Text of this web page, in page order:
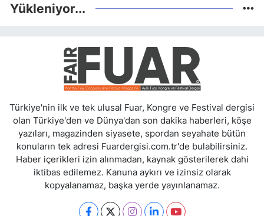
Yükleniyor...
Türkiye'nin ilk ve tek ulusal Fuar, Kongre ve Festival dergisi
olan Türkiye'den ve Dünya'dan son dakika haberleri, köşe
yazıları, magazinden siyasete, spordan seyahate bütün
konuların tek adresi Fuardergisi.com.tr'de bulabilirsiniz.
Haber içerikleri izin alınmadan, kaynak gösterilerek dahi
iktibas edilemez. Kanuna aykırı ve izinsiz olarak
kopyalanamaz, başka yerde yayınlanamaz.